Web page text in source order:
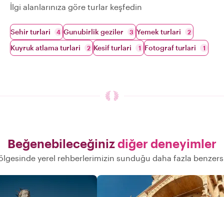
İlgi alanlarınıza göre turlar keşfedin
Sehir turlari 4 Gunubirlik geziler 3 Yemek turlari 2
Kuyruk atlama turlari 2 Kesif turlari 1 Fotograf turlari 1
Beğenebileceğinizdiğer deneyimler
yerel rehberlerimizin sunduğu daha fazla